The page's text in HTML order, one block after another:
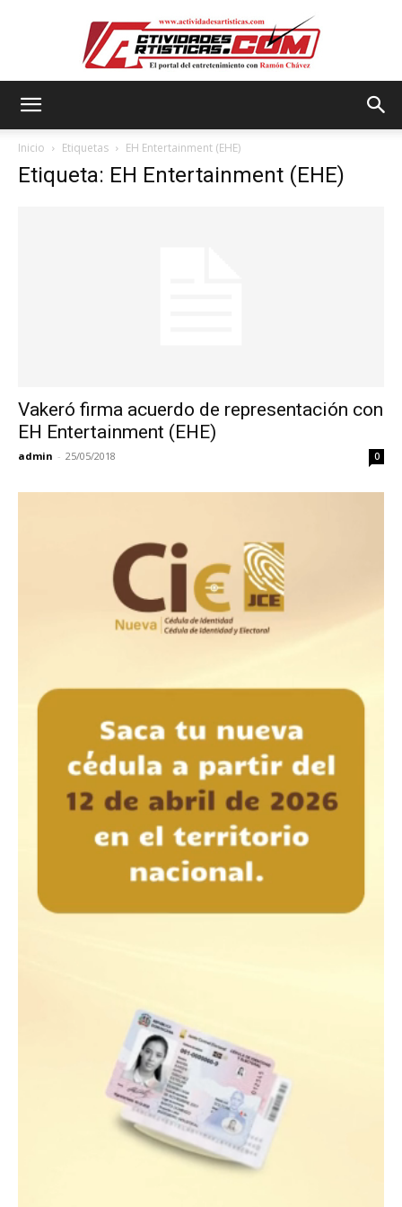
Inicio Etiquetas EH Entertainment (EHE)
Etiqueta: EH Entertainment (EHE)
Vakeró firma acuerdo de representación con
EH Entertainment (EHE)
admin - 25/05/2018 0